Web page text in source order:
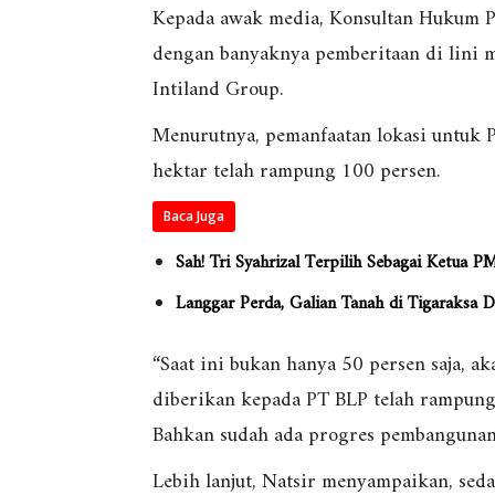
Kepada awak media, Konsultan
dengan banyaknya pemberitaan di lini
Intiland Group.
Menurutnya, pemanfaatan lokasi untuk
hektar telah rampung 100 persen.
Baca Juga
Sah! Tri Syahrizal Terpilih Sebagai Ketua
Langgar Perda, Galian Tanah di Tigaraksa
“Saat ini bukan hanya 50 persen saja,
diberikan kepada PT BLP telah
Bahkan sudah ada progres
Lebih lanjut, Natsir menyampaikan,